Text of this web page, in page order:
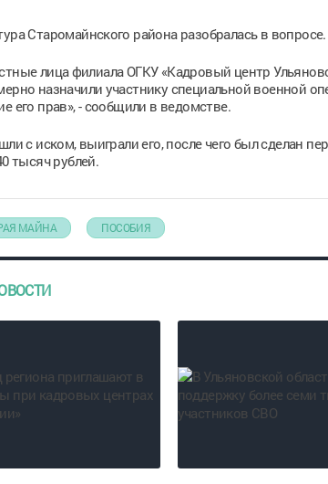
Старомайнского района разобралась в вопросе.
лица филиала ОГКУ «Кадровый центр
назначили участнику специальной военной
его прав», - сообщили в ведомстве.
с иском, выиграли его, после чего был сделан
тысяч рублей.
МАЙНА ПОСОБИЯ